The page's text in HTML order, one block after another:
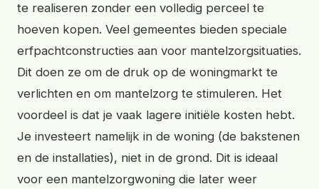
te realiseren zonder een volledig perceel te
hoeven kopen. Veel gemeentes bieden speciale
erfpachtconstructies aan voor mantelzorgsituaties.
Dit doen ze om de druk op de woningmarkt te
verlichten en om mantelzorg te stimuleren. Het
voordeel is dat je vaak lagere initiële kosten hebt.
Je investeert namelijk in de woning (de bakstenen
en de installaties), niet in de grond. Dit is ideaal
voor een mantelzorgwoning die later weer